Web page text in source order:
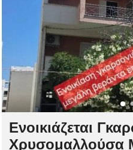
Ενοικιάζεται
Χρυσομαλλούσα